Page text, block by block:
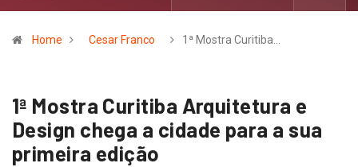
Home Cesar Franco 1ª Mostra Curitiba…
1ª Mostra Curitiba Arquitetura e
Design chega a cidade para a sua
primeira edição